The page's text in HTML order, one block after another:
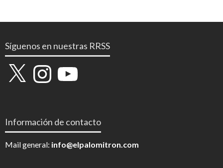
Síguenos en nuestras RRSS
X InstagramYouTube
Información de contacto
Mail general: info@elpalomitron.com